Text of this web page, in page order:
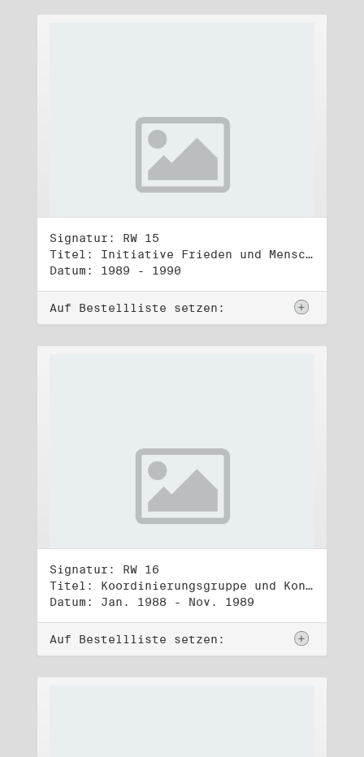
Signatur: RW 15
Titel: Initiative Frieden und Menschenrechte, Veröffentlichungen
Datum: 1989 - 1990
Auf Bestellliste setzen:
Signatur: RW 16
Titel: Koordinierungsgruppe und Kontakttelefongruppe
Datum: Jan. 1988 - Nov. 1989
Auf Bestellliste setzen: